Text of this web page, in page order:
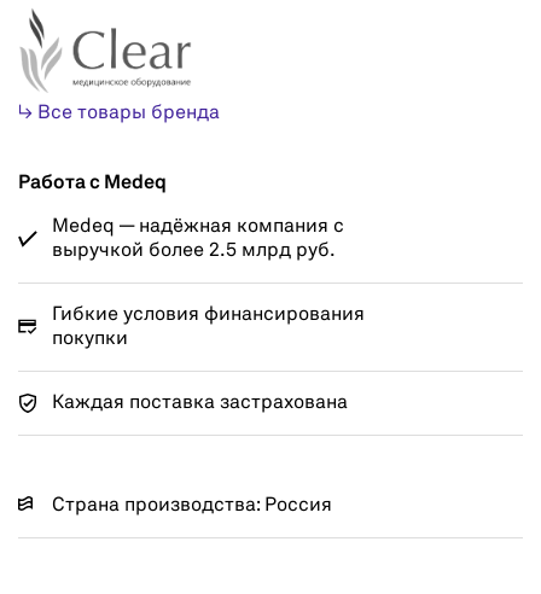
↳ Все товары бренда
Работа с Medeq
Medeq — надёжная компания с
выручкой более 2.5 млрд руб.
Гибкие условия финансирования
покупки
Каждая поставка застрахована
Страна производства: Россия